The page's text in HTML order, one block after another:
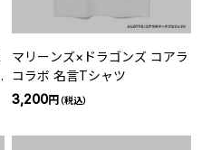
マリーンズ×ドラゴンズ コアラ
コラボ 名言Tシャツ
3,200円（税込）